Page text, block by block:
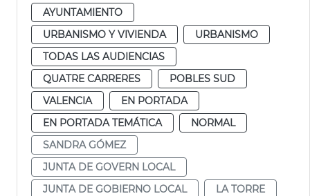
AYUNTAMIENTO
URBANISMO Y VIVIENDA
URBANISMO
TODAS LAS AUDIENCIAS
QUATRE CARRERES
POBLES SUD
VALENCIA
EN PORTADA
EN PORTADA TEMÁTICA
NORMAL
SANDRA GÓMEZ
JUNTA DE GOVERN LOCAL
JUNTA DE GOBIERNO LOCAL
LA TORRE